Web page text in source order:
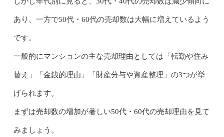
あり、一方で50代・60代の売却数は大幅に増えているよう
です。
一般的にマンションの主な売却理由としては「転勤や住み
替え」「金銭的理由」「財産分与や資産整理」の3つが挙
げられます。
まずは売却数の増加が著しい50代・60代の売却理由を見て
みましょう。